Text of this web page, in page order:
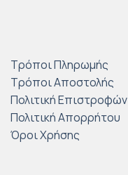
Τρόποι Πληρωμής
Τρόποι Αποστολής
Πολιτική Επιστροφών
Πολιτική Απορρήτου
Όροι Χρήσης